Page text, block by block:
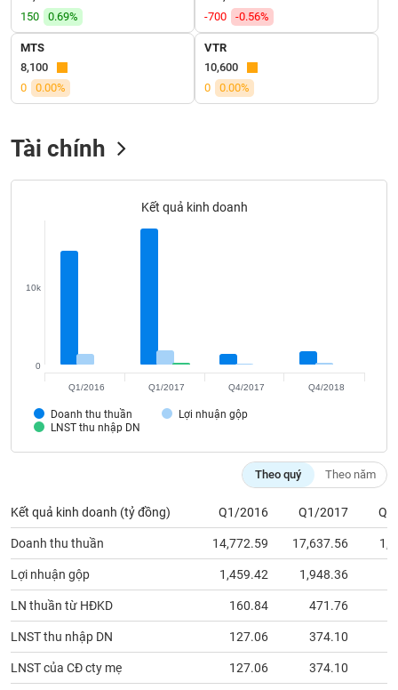
150
0.69%
-700
-0.56%
MTS
8,100
0
0.00%
VTR
10,600
0
0.00%
Tài chính
Kết quả kinh doanh
Doanh thu thuần
Lợi nhuận gộp
LNST thu nhập DN
0
10k
Q1/2016 Q1/2017 Q4/2017 Q4/2018
Theo quý Theo năm
Kết quả kinh doanh (tỷ đồng) Q1/2016 Q1/2017
Doanh thu thuần 14,772.59 17,637.56
Lợi nhuận gộp 1,459.42 1,948.36
LN thuần từ HĐKD 160.84 471.76
LNST thu nhập DN 127.06 374.10
LNST của CĐ cty mẹ 127.06 374.10
SÓC
SỨC
KHỎE
CHÍNH
DỊCH
TRUYỀN
TIỆN
ÍCH
BẤT
ĐỘNG